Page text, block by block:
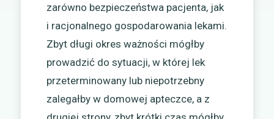
zarówno bezpieczeństwa pacjenta, jak
i racjonalnego gospodarowania lekami.
Zbyt długi okres ważności mógłby
prowadzić do sytuacji, w której lek
przeterminowany lub niepotrzebny
zalegałby w domowej apteczce, a z